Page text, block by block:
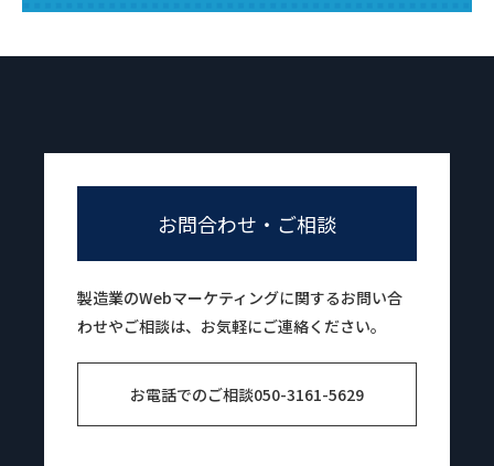
お問合わせ・ご相談
製造業のWebマーケティングに関するお問い合
わせやご相談は、お気軽にご連絡ください。
お電話でのご相談050-3161-5629